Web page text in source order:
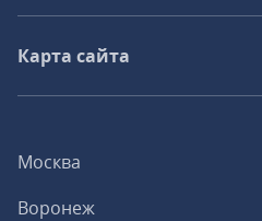
Москва
Воронеж
Карта сайта